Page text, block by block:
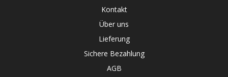
Kontakt
Über uns
Lieferung
Sichere Bezahlung
AGB